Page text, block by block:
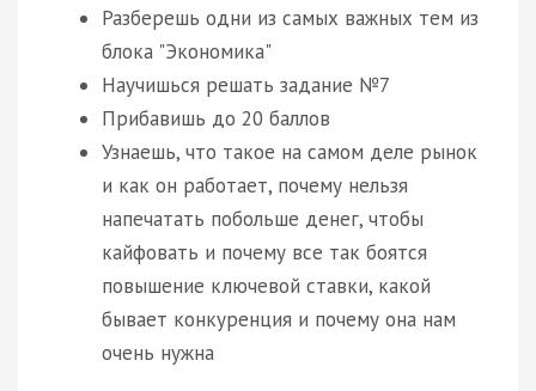
Разберешь одни из самых важных тем из
блока "Экономика"
Научишься решать задание №7
Прибавишь до 20 баллов
Узнаешь, что такое на самом деле рынок
и как он работает, почему нельзя
напечатать побольше денег, чтобы
кайфовать и почему все так боятся
повышение ключевой ставки, какой
бывает конкуренция и почему она нам
очень нужна